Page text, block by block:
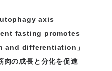
axis
fasting promotes
and differentiation」
肉の成長と分化を促進